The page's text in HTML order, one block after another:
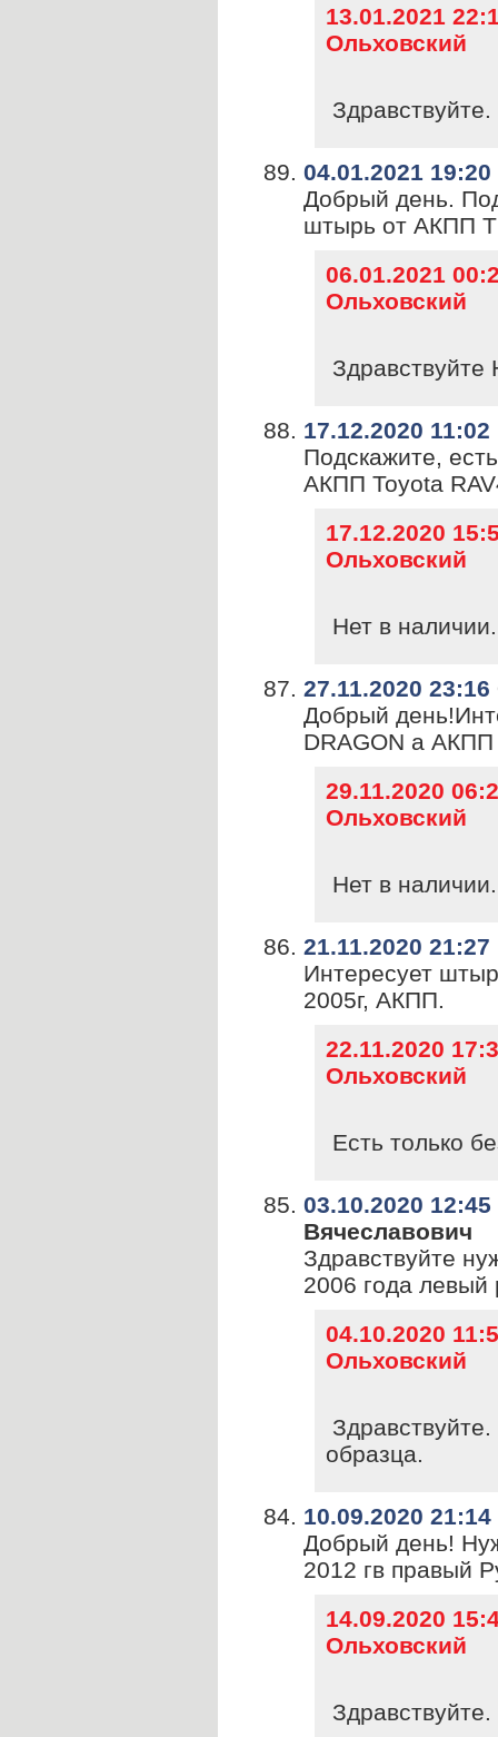
13.01.2021
Ольховский
Здравствуйте.
04.01.2021 19:20
Добрый день.
штырь от АКПП
06.01.2021
Ольховский
Здравствуйте
17.12.2020 11:02
Подскажите,
АКПП Toyota
17.12.2020
Ольховский
Нет в наличии.
27.11.2020 23:16
Добрый
DRAGON а АКПП
29.11.2020
Ольховский
Нет в наличии.
21.11.2020 21:27
Интересует
2005г, АКПП.
22.11.2020
Ольховский
Есть только
03.10.2020 12:45
Вячеславович
Здравствуйте
2006 года левый
04.10.2020
Ольховский
образца.
10.09.2020 21:14
Добрый день!
2012 гв правый
14.09.2020
Ольховский